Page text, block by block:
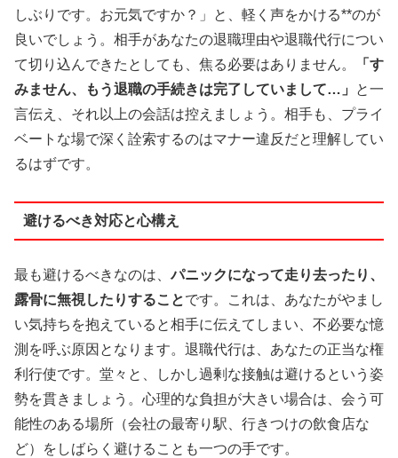
しぶりです。お元気ですか？」と、軽く声をかける**のが
良いでしょう。相手があなたの退職理由や退職代行につい
て切り込んできたとしても、焦る必要はありません。
「す
みません、もう退職の手続きは完了していまして…」
と一
言伝え、それ以上の会話は控えましょう。相手も、プライ
ベートな場で深く詮索するのはマナー違反だと理解してい
るはずです。
避けるべき対応と心構え
最も避けるべきなのは、パニックになって走り去ったり、
露骨に無視したりすることです。これは、あなたがやまし
い気持ちを抱えていると相手に伝えてしまい、不必要な憶
測を呼ぶ原因となります。退職代行は、あなたの正当な権
利行使です。堂々と、しかし過剰な接触は避けるという姿
勢を貫きましょう。心理的な負担が大きい場合は、会う可
能性のある場所（会社の最寄り駅、行きつけの飲食店な
ど）をしばらく避けることも一つの手です。